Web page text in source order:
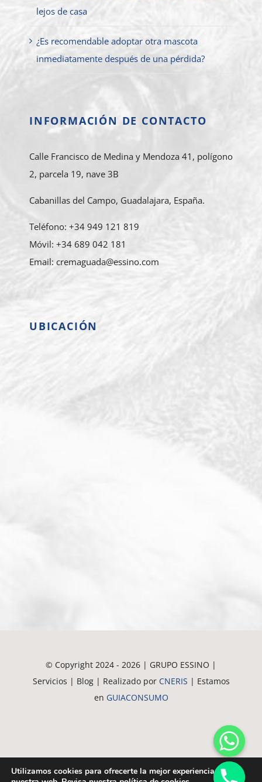
lejos de casa
¿Es recomendable adoptar otra mascota
inmediatamente después de una pérdida?
INFORMACIÓN DE CONTACTO
Calle Francisco de Medina y Mendoza 41, polígono
2, parcela 19, nave 3B
Cabanillas del Campo, Guadalajara, España.
Teléfono: +34 949 121 819
Móvil: +34 689 042 181
Email: cremaguada@essino.com
UBICACIÓN
© Copyright 2024 - 2026 | GRUPO ESSINO |
Servicios | Blog | Realizado por CNERIS | Estamos
en GUIACONSUMO
Crematorio de
Crematorio de Mascotas en
Crematorio de Mascotas en Meco Crematorio de
Utilizamos cookies para ofrecerte la mejor experiencia en